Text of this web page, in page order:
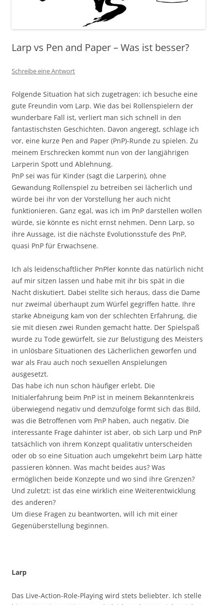
Larp vs Pen and Paper – Was ist besser?
Schreibe eine Antwort
Folgende Situation hat sich zugetragen: ich besuche eine
gute Freundin vom Larp. Wie das bei Rollenspielern der
wunderbare Fall ist, verliert man sich schnell in den
fantastischsten Geschichten. Davon angeregt, schlage ich
vor, eine kurze Pen and Paper (PnP)-Runde zu spielen. Zu
meinem Erschrecken kommt nun von der langjährigen
Larperin Spott und Ablehnung.
PnP sei was für Kinder (sagt die Larperin), ohne
Gewandung Rollenspiel zu betreiben sei lächerlich und
würde bei ihr von der Vorstellung her auch nicht
funktionieren. Ganz egal, was ich im PnP darstellen wollen
würde, sie könnte es nicht ernst nehmen. Denn Larp, so
ihre Aussage, ist die nächste Evolutionsstufe des PnP,
quasi PnP für Erwachsene.
Ich als leidenschaftlicher PnPler konnte das natürlich nicht
auf mir sitzen lassen und habe mit ihr bis spät in die
Nacht diskutiert. Dabei stellte sich heraus, dass die Dame
nur zweimal überhaupt zum Würfel gegriffen hatte. Ihre
starke Abneigung kam von der schlechten Erfahrung, die
sie mit diesen zwei Runden gemacht hatte. Der Spielspaß
wurde zu Tode gewürfelt, sie zur Belustigung des Meisters
in unlösbare Situationen des Lächerlichen geworfen und
war als Frau auch noch sexuellen Anspielungen
ausgesetzt.
Das habe ich nun schon häufiger erlebt. Die
Initialerfahrung beim PnP ist in meinem Bekanntenkreis
überwiegend negativ und demzufolge formt sich das Bild,
was die Betroffenen vom PnP haben, auch negativ. Die
interessante Frage dahinter ist aber, ob sich Larp und PnP
tatsächlich von ihrem Konzept qualitativ unterscheiden
oder ob so eine Situation auch umgekehrt beim Larp hätte
passieren können. Was macht beides aus? Was
ermöglichen beide Konzepte und wo sind ihre Grenzen?
Und zuletzt: ist das eine wirklich eine Weiterentwicklung
des anderen?
Um diese Fragen zu beantworten, will ich mit einer
Gegenüberstellung beginnen.
Larp
Das Live-Action-Role-Playing wird stets beliebter. Ich stelle